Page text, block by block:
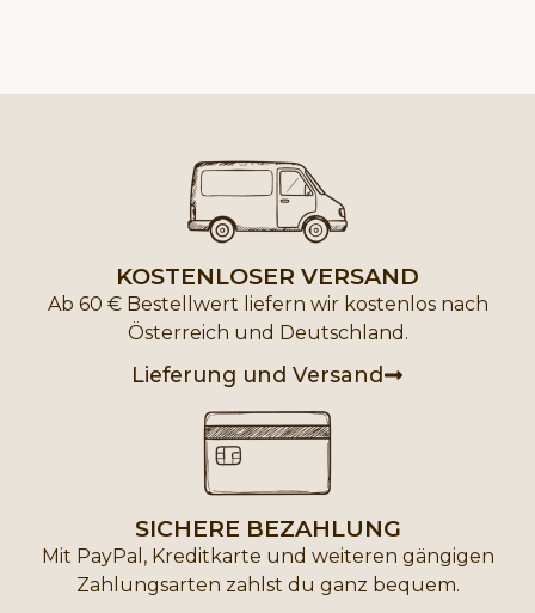
KOSTENLOSER VERSAND
Ab 60 € Bestellwert liefern wir kostenlos nach
Österreich und Deutschland.
Lieferung und Versand
SICHERE BEZAHLUNG
Mit PayPal, Kreditkarte und weiteren gängigen
Zahlungsarten zahlst du ganz bequem.